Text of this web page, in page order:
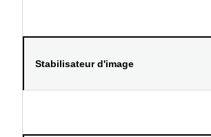
Stabilisateur d'image